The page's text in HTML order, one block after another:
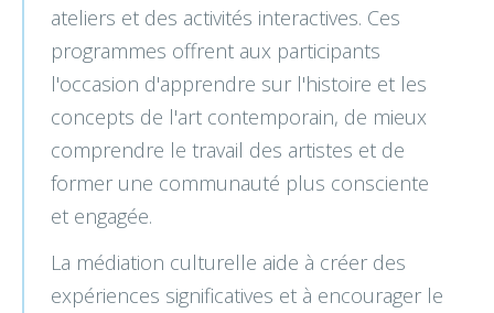
ateliers et des activités interactives. Ces
programmes offrent aux participants
l'occasion d'apprendre sur l'histoire et les
concepts de l'art contemporain, de mieux
comprendre le travail des artistes et de
former une communauté plus consciente
et engagée.
La médiation culturelle aide à créer des
expériences significatives et à encourager le